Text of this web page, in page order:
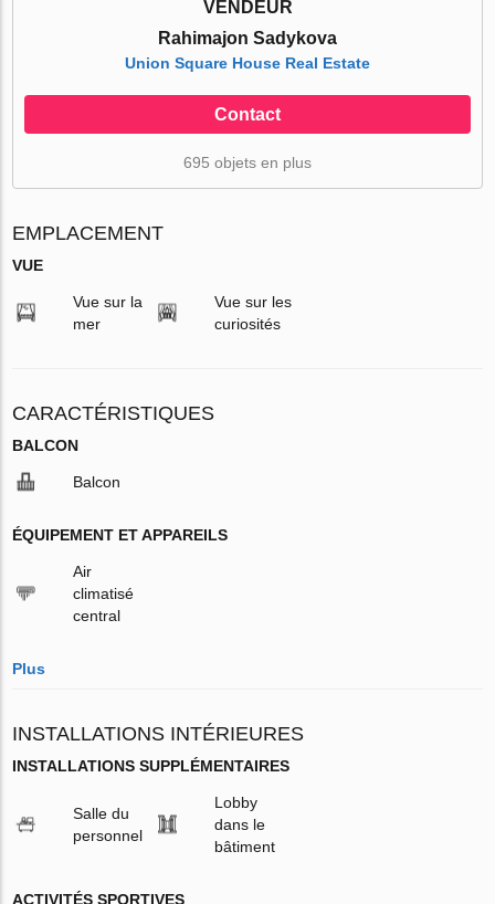
VENDEUR
Rahimajon Sadykova
Union Square House Real Estate
Contact
695 objets en plus
EMPLACEMENT
VUE
Vue sur la
mer
Vue sur les
curiosités
CARACTÉRISTIQUES
BALCON
Balcon
ÉQUIPEMENT ET APPAREILS
Air
climatisé
central
Plus
INSTALLATIONS INTÉRIEURES
INSTALLATIONS SUPPLÉMENTAIRES
Salle du
personnel
Lobby
dans le
bâtiment
ACTIVITÉS SPORTIVES